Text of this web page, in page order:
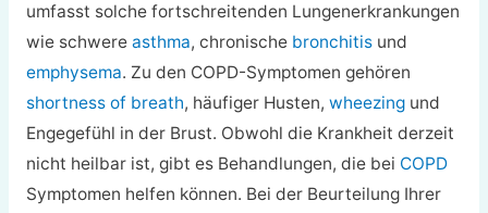
umfasst solche fortschreitenden Lungenerkrankungen
wie schwere asthma, chronische bronchitisund
emphysema. Zu den COPD-Symptomen gehören
shortness of breath, häufiger Husten, wheezingund
Engegefühl in der Brust. Obwohl die Krankheit derzeit
nicht heilbar ist, gibt es Behandlungen, die bei COPD
Symptomen helfen können. Bei der Beurteilung Ihrer